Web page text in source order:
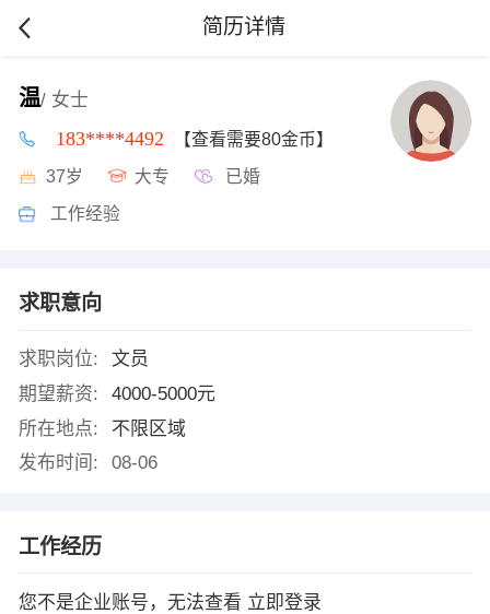
简历详情
温/ 女士
183****4492 【查看需要80金币】
37岁 大专 已婚
工作经验
求职意向
求职岗位:
文员
期望薪资:
4000-5000元
所在地点:
不限区域
发布时间:
08-06
工作经历
您不是企业账号，无法查看 立即登录